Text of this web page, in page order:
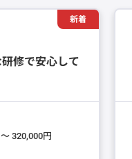
新着
修で安心して
320,000円